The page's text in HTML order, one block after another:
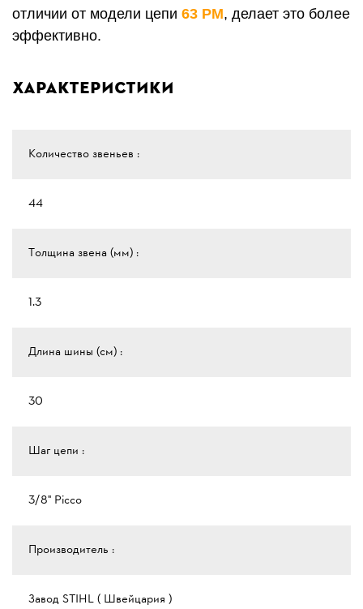
отличии от модели цепи 63 PМ, делает это более
эффективно.
Характеристики
Количество звеньев :
44
Толщина звена (мм) :
1.3
Длина шины (см) :
30
Шаг цепи :
3/8" Рicco
Производитель :
Завод STIHL ( Швейцария )